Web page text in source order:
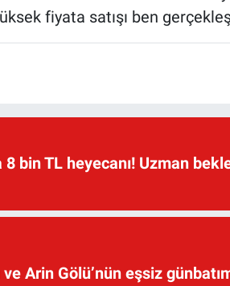
fiyata satışı ben
8 bin TL heyecanı! Uzman
ve Arin Gölü’nün eşsiz